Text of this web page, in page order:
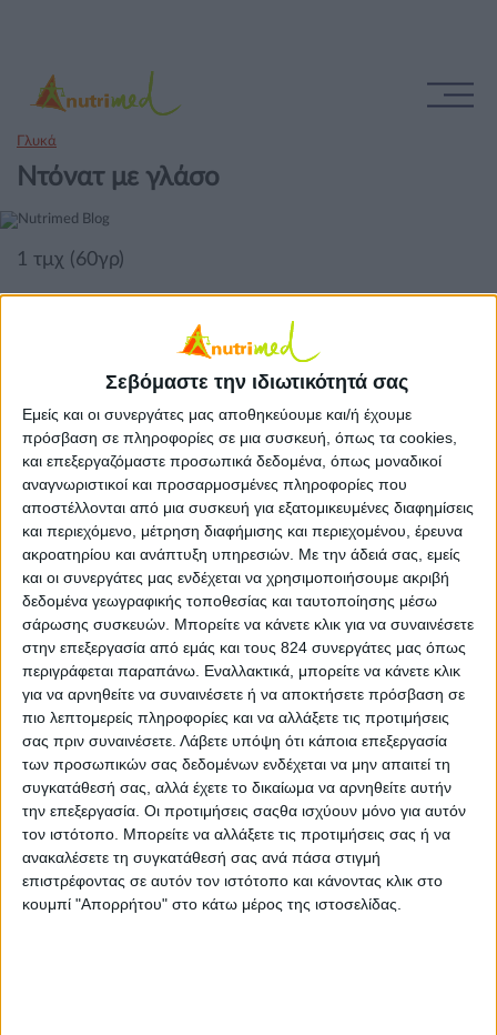
Σεβόμαστε την ιδιωτικότητά σας
Εμείς και οι συνεργάτες μας αποθηκεύουμε και/ή έχουμε
πρόσβαση σε πληροφορίες σε μια συσκευή, όπως τα cookies,
και επεξεργαζόμαστε προσωπικά δεδομένα, όπως μοναδικοί
αναγνωριστικοί και προσαρμοσμένες πληροφορίες που
αποστέλλονται από μια συσκευή για εξατομικευμένες διαφημίσεις
και περιεχόμενο, μέτρηση διαφήμισης και περιεχομένου, έρευνα
ακροατηρίου και ανάπτυξη υπηρεσιών. Με την άδειά σας, εμείς
και οι συνεργάτες μας ενδέχεται να χρησιμοποιήσουμε ακριβή
δεδομένα γεωγραφικής τοποθεσίας και ταυτοποίησης μέσω
σάρωσης συσκευών. Μπορείτε να κάνετε κλικ για να συναινέσετε
στην επεξεργασία από εμάς και τους 824 συνεργάτες μας όπως
περιγράφεται παραπάνω. Εναλλακτικά, μπορείτε να κάνετε κλικ
για να αρνηθείτε να συναινέσετε ή να αποκτήσετε πρόσβαση σε
πιο λεπτομερείς πληροφορίες και να αλλάξετε τις προτιμήσεις
σας πριν συναινέσετε. Λάβετε υπόψη ότι κάποια επεξεργασία
των προσωπικών σας δεδομένων ενδέχεται να μην απαιτεί τη
συγκατάθεσή σας, αλλά έχετε το δικαίωμα να αρνηθείτε αυτήν
την επεξεργασία. Οι προτιμήσεις σαςθα ισχύουν μόνο για αυτόν
τον ιστότοπο. Μπορείτε να αλλάξετε τις προτιμήσεις σας ή να
ανακαλέσετε τη συγκατάθεσή σας ανά πάσα στιγμή
επιστρέφοντας σε αυτόν τον ιστότοπο και κάνοντας κλικ στο
κουμπί "Απορρήτου" στο κάτω μέρος της ιστοσελίδας.
Γλυκά
Nτόνατ με γλάσο
1 τμχ (60γρ)
Περισσότερα
Υγεία, διατροφή & lifestyle
Διατροφή 2.0: τα
τρόφιμα του
μέλλοντος
διατροφή & lifestyle
Κεφάλαιο
“Διατροφικά trends”:
17 ΑΠΡ